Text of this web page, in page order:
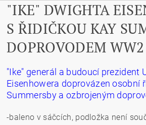
"IKE" DWIGHTA
S ŘIDIČKOU KAY
DOPROVODEM WW2
"Ike" generál a budoucí prezident
Eisenhowera doprovázen osobní
Summersby a ozbrojeným
-baleno v sáčcích, podložka není